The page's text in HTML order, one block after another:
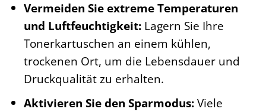
Vermeiden Sie extreme Temperaturen
und Luftfeuchtigkeit:Lagern Sie Ihre
Tonerkartuschen an einem kühlen,
trockenen Ort, um die Lebensdauer und
Druckqualität zu erhalten.
Aktivieren Sie den Sparmodus:Viele